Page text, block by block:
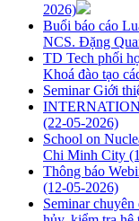
2026)
Buổi báo cáo
NCS. Đặng
TD Tech phối
Khoá đào tạo
Seminar Giới
(22-05-2026)
School on
Chi Minh City
Thông báo
(12-05-2026)
Seminar